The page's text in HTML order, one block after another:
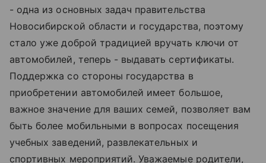
- одна из основных задач правительства
Новосибирской области и государства, поэтому
стало уже доброй традицией вручать ключи от
автомобилей, теперь - выдавать сертификаты.
Поддержка со стороны государства в
приобретении автомобилей имеет большое,
важное значение для ваших семей, позволяет вам
быть более мобильными в вопросах посещения
учебных заведений, развлекательных и
спортивных мероприятий. Уважаемые родители,